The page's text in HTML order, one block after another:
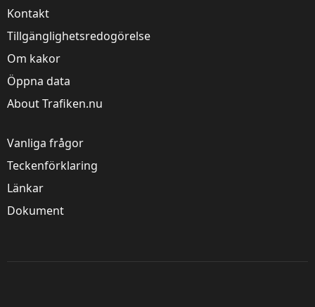
Trafiken.nu använder kakor för att ge dig en
bättre upplevelse. Du kan ändra dina
inställningar på
Visa detaljer
Kontakt
Tillgänglighetsredogörelse
Om kakor
Öppna data
About Trafiken.nu
Vanliga frågor
Teckenförklaring
Länkar
Dokument